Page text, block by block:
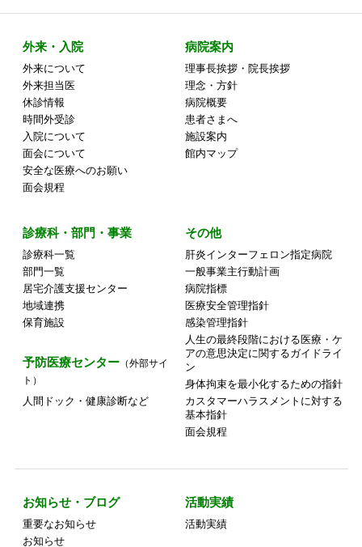
外来・入院
外来について
外来担当医
休診情報
時間外受診
入院について
面会について
安全な医療へのお願い
面会規程
病院案内
理事長挨拶・院長挨拶
理念・方針
病院概要
患者さまへ
施設案内
館内マップ
診療科・部門・事業
診療科一覧
部門一覧
居宅介護支援センター
地域連携
保育施設
予防医療センター（外部サイ
ト）
人間ドック・健康診断など
その他
肝炎インターフェロン指定病院
一般事業主行動計画
病院指標
医療安全管理指針
感染管理指針
人生の最終段階における医療・ケ
アの意思決定に関するガイドライ
ン
身体拘束を最小化するための指針
カスタマーハラスメントに対する
基本指針
面会規程
お知らせ・ブログ
重要なお知らせ
お知らせ
活動実績
活動実績